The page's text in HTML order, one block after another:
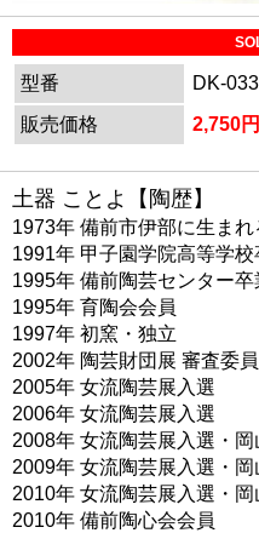
型番
DK-033
販売価格
2,750
土器 ことよ【陶歴】
1973年 備前市伊部に生まれ
1991年 甲子園学院高等学校
1995年 備前陶芸センター卒
1995年 育陶
1997年 初窯・独立
2002年 陶芸財団展 審査委
2005年 女流陶芸展入選
2006年 女流陶芸展入選
2008年 女流陶芸展入選・
2009年 女流陶芸展入選・
2010年 女流陶芸展入選・
2010年 備前陶心会会員